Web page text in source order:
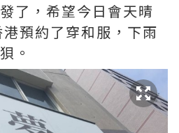
了，希望今日會天晴
預約了穿和服，下雨
。